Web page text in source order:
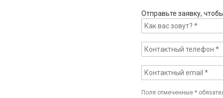
Отправьте заявку,
Поля отмеченные*